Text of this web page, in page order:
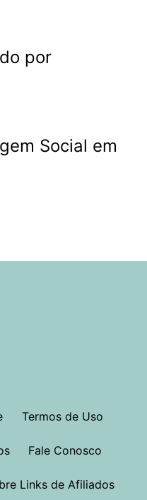
por
Social em
Termos de Uso
Fale Conosco
Links de Afiliados